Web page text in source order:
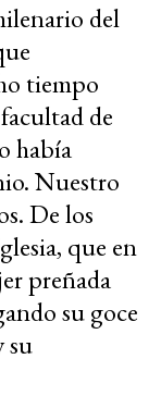
del
tiempo
de
había
Nuestro
De los
que en
preñada
su goce
su